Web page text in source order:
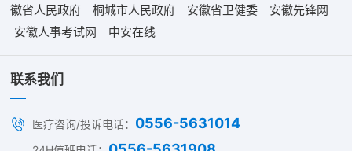
徽省人民政府
桐城市人民政府 安徽省卫健委
安徽先锋网
安徽人事考试网
中安在线
联系我们
医疗咨询/投诉电话： 0556-5631014